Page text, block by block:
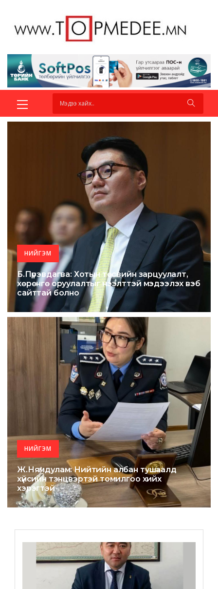
НИЙГЭМ
Б.Пүрэвдагва: Хотын төсвийн зарцуулалт,
хөрөнгө оруулалтыг нээлттэй мэдээлэх вэб
сайттай болно
НИЙГЭМ
Ж.Нямдулам: Нийтийн албан тушаалд
хүйсийн тэнцвэртэй томилгоо хийх
хэрэгтэй